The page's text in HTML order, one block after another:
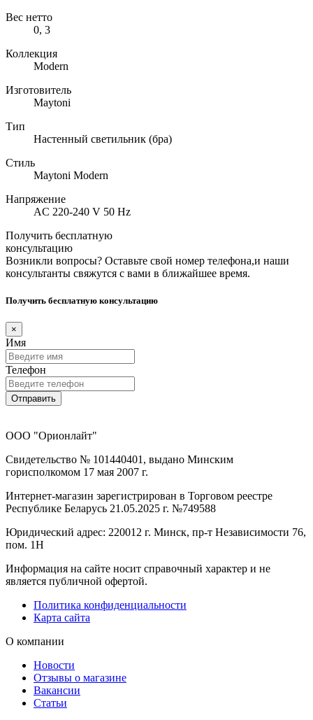
Вес нетто
0, 3
Коллекция
Modern
Изготовитель
Maytoni
Тип
Настенный светильник (бра)
Стиль
Maytoni Modern
Напряжение
AC 220-240 V 50 Hz
Получить бесплатную
консультацию
Возникли вопросы? Оставьте свой номер телефона,и наши
консультанты свяжутся с вами в ближайшее время.
Получить бесплатную консультацию
×
Имя
Телефон
Отправить
ООО "Орионлайт"
Свидетельство № 101440401, выдано Минским
горисполкомом 17 мая 2007 г.
Интернет-магазин зарегистрирован в Торговом реестре
Республике Беларусь 21.05.2025 г. №749588
Юридический адрес: 220012 г. Минск, пр-т Независимости 76,
пом. 1Н
Информация на сайте носит справочный характер и не
является публичной офертой.
Политика конфиденциальности
Карта сайта
О компании
Новости
Отзывы о магазине
Вакансии
Статьи